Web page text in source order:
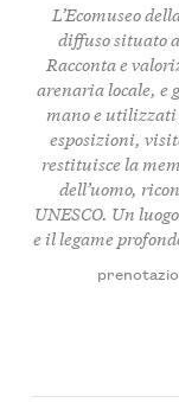
L’Ecomuseo
diffuso situato
Racconta e
arenaria locale, e
mano e utilizzati
esposizioni,
restituisce la
dell’uomo,
UNESCO. Un
e il legame